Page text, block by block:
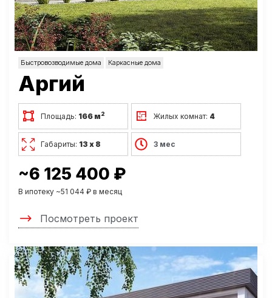
Быстровозводимые дома Каркасные дома
Аргий
Площадь: 166 м2 Жилых комнат: 4
Габариты: 13 х 8 3 мес
~6 125 400 ₽
В ипотеку ~51 044 ₽ в месяц
Посмотреть проект